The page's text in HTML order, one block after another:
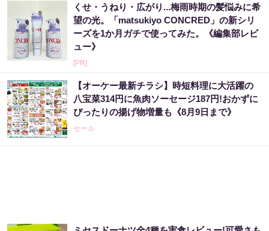
くせ・うねり・広がり...梅雨時期の髪悩みに希
望の光。「matsukiyo CONCRED」の新シリ
ーズを1か月ガチで使ってみた。《編集部レビ
ュー》
[PR]
【オーケー最新チラシ】時短料理に大活躍の
八宝菜314円に魚肉ソーセージ187円!おかずに
ぴったりの揚げ物増量も《8月9日まで》
セール